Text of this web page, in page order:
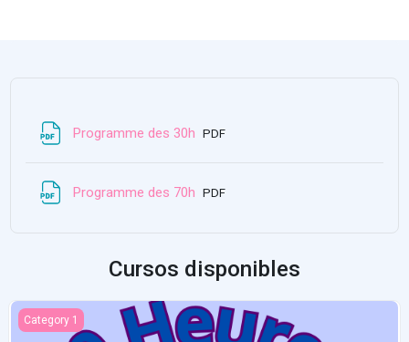
Programme des 30h Archivo
PDF
Programme des 70h Archivo
PDF
Cursos disponibles
Statistiques et recherches
Category 1